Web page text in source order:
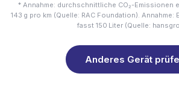
* Annahme: durchschnittliche CO₂-Emissionen
143 g pro km (Quelle: RAC Foundation). Annahme:
fasst 150 Liter (Quelle:
Anderes Gerät